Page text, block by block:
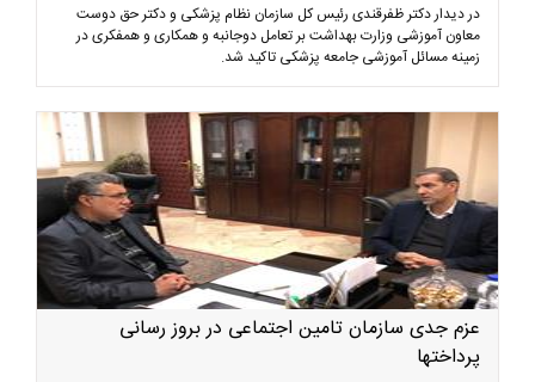
در دیدار دکتر ظفرقندی رئیس کل سازمان نظام پزشکی و دکتر حق دوست
معاون آموزشی وزارت بهداشت بر تعامل دوجانبه و همکاری و همفکری در
زمینه مسائل آموزشی جامعه پزشکی تاکید شد.
عزم جدی سازمان تامین اجتماعی در بروز رسانی
پرداختها